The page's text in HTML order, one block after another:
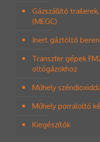
Gázszállító
(MEGC)
Inert gáztöltő
Transzfer gépek
oltógázokhoz
Műhely
Műhely porraloltó
Kiegészítők